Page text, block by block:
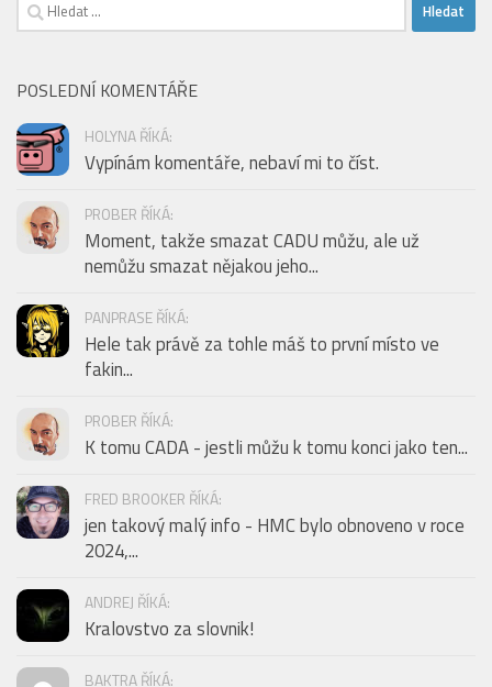
POSLEDNÍ KOMENTÁŘE
HOLYNA ŘÍKÁ:
Vypínám komentáře, nebaví mi to číst.
PROBER ŘÍKÁ:
Moment, takže smazat CADU můžu, ale už
nemůžu smazat nějakou jeho...
PANPRASE ŘÍKÁ:
Hele tak právě za tohle máš to první místo ve
fakin...
PROBER ŘÍKÁ:
K tomu CADA - jestli můžu k tomu konci jako ten...
FRED BROOKER ŘÍKÁ:
jen takový malý info - HMC bylo obnoveno v roce
2024,...
ANDREJ ŘÍKÁ:
Kralovstvo za slovnik!
BAKTRA ŘÍKÁ: